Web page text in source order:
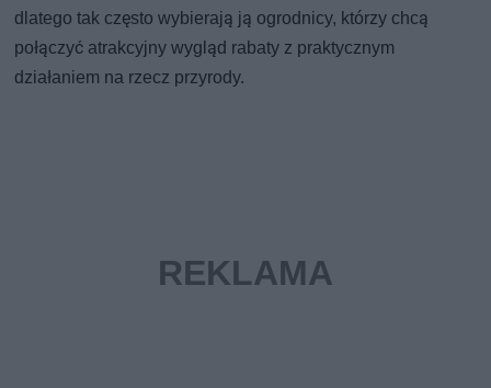
dlatego tak często wybierają ją ogrodnicy, którzy chcą
połączyć atrakcyjny wygląd rabaty z praktycznym
działaniem na rzecz przyrody.